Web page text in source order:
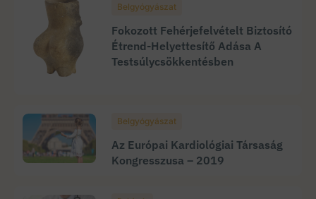
Belgyógyászat
Fokozott Fehérjefelvételt Biztosító
Étrend-Helyettesítő Adása A
Testsúlycsökkentésben
Belgyógyászat
Az Európai Kardiológiai Társaság
Kongresszusa – 2019